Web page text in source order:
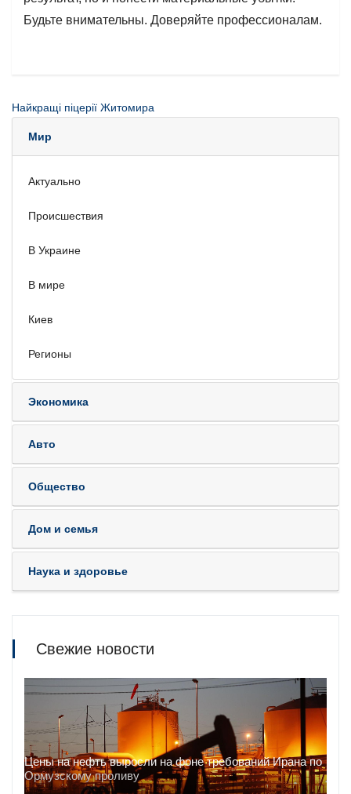
Будьте внимательны. Доверяйте профессионалам.
Найкращі піцерії Житомира
Мир
Актуально
Происшествия
В Украине
В мире
Киев
Регионы
Экономика
Авто
Общество
Дом и семья
Наука и здоровье
Свежие новости
Цены на нефть выросли на фоне требований Ирана по
Ормузскому проливу